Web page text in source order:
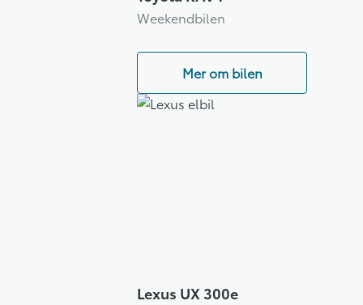
Weekendbilen
Mer om bilen
Lexus UX 300e